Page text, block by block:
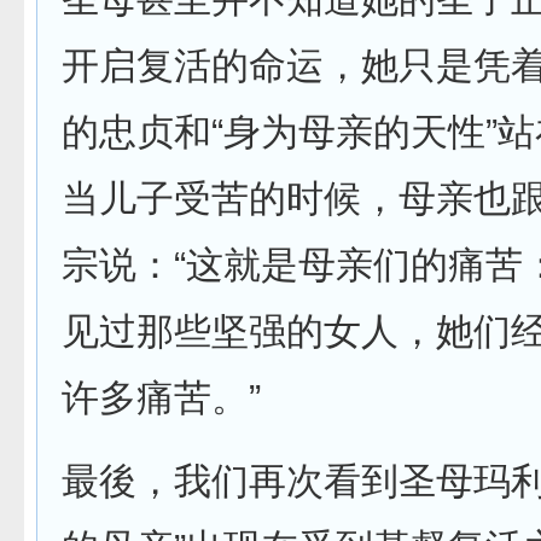
开启复活的命运，她只是凭
的忠贞和“身为母亲的天性”
当儿子受苦的时候，母亲也
宗说：“这就是母亲们的痛苦
见过那些坚强的女人，她们
许多痛苦。”
最後，我们再次看到圣母玛